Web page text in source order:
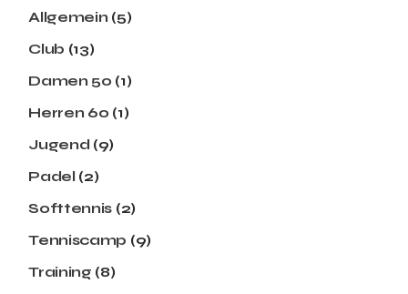
Allgemein (5)
Club (13)
Damen 50 (1)
Herren 60 (1)
Jugend (9)
Padel (2)
Softtennis (2)
Tenniscamp (9)
Training (8)